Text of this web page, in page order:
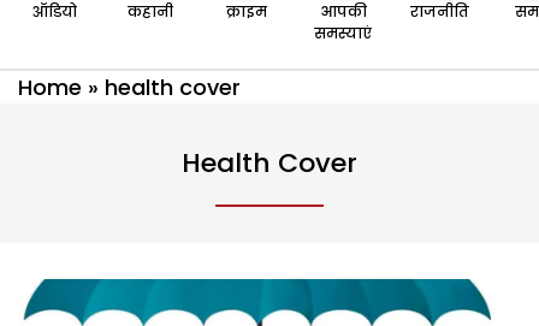
ऑडियो कहानी क्राइम
आपकी
समस्याएं
राजनीति
Home » health cover
Health Cover